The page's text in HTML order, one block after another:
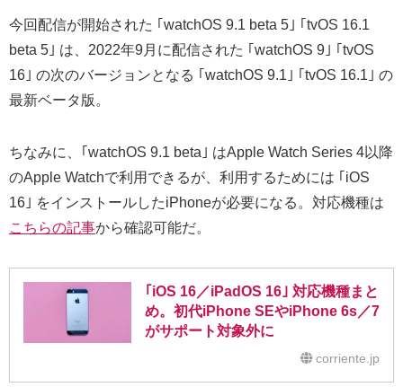
今回配信が開始された ｢watchOS 9.1 beta 5｣ ｢tvOS 16.1
beta 5｣ は、2022年9月に配信された ｢watchOS 9｣ ｢tvOS
16｣ の次のバージョンとなる ｢watchOS 9.1｣ ｢tvOS 16.1｣ の
最新ベータ版。
ちなみに、｢watchOS 9.1 beta｣ はApple Watch Series 4以降
のApple Watchで利用できるが、利用するためには ｢iOS
16｣ をインストールしたiPhoneが必要になる。対応機種は
こちらの記事から確認可能だ。
｢iOS 16／iPadOS 16｣ 対応機種まと
め。初代iPhone SEやiPhone 6s／7
がサポート対象外に
corriente.jp